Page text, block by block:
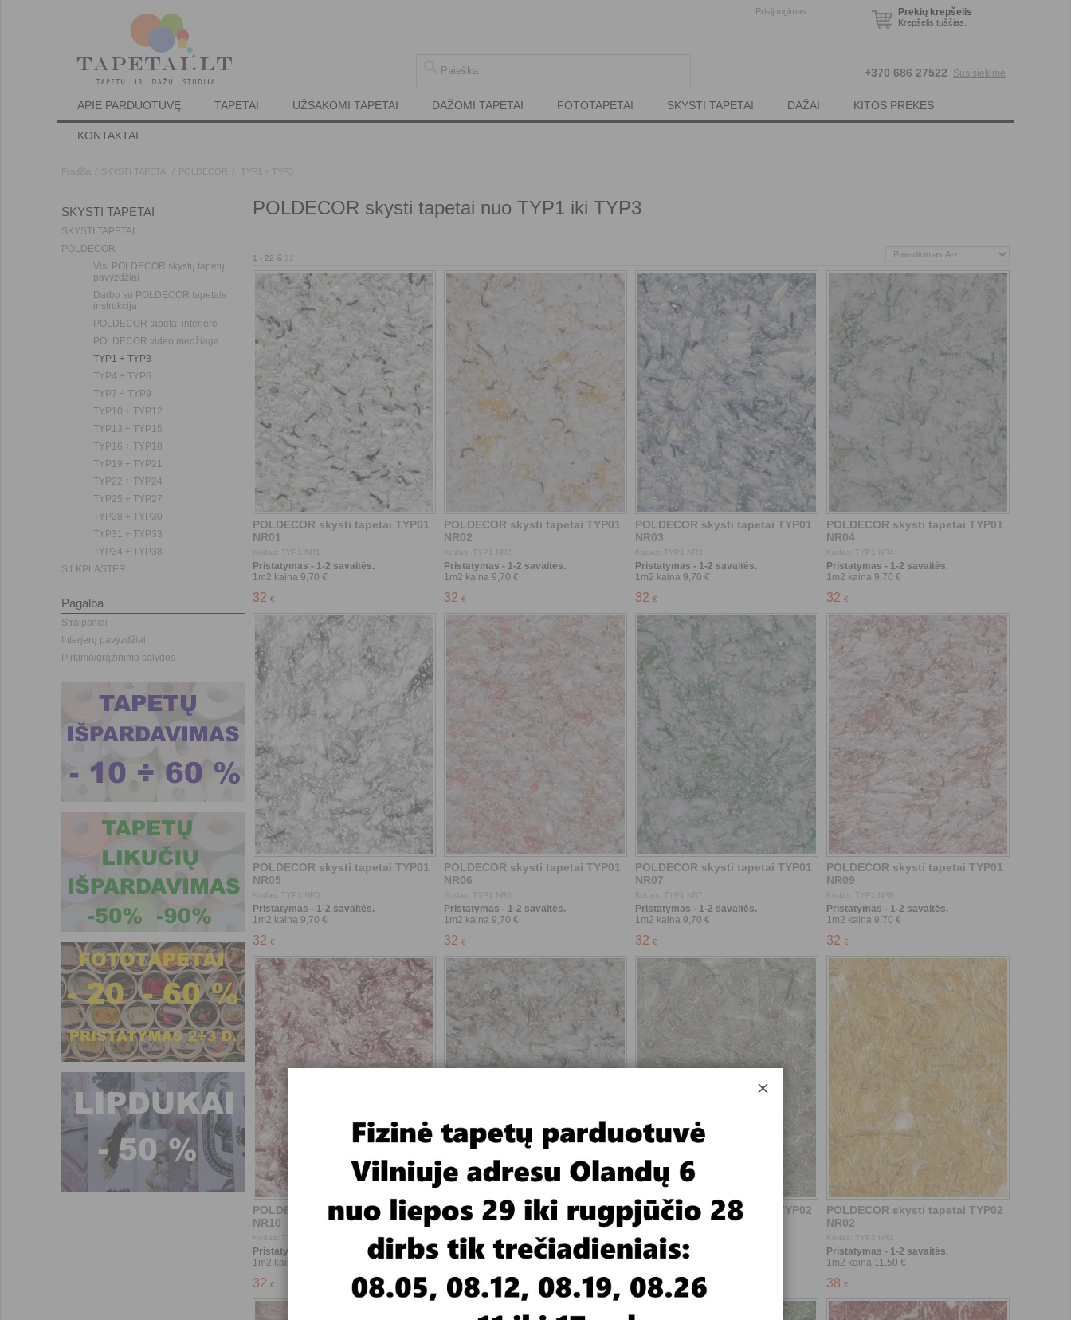
Prisijungimas Prekių krepšelis
Krepšelis tuščias.
+370 686 27522 Susisiekime
APIE PARDUOTUVĘ TAPETAI UŽSAKOMI TAPETAI DAŽOMI TAPETAI FOTOTAPETAI SKYSTI TAPETAI DAŽAI KITOS PREKĖS
KONTAKTAI
Pradžia SKYSTI TAPETAI POLDECOR TYP1 ÷ TYP3
SKYSTI TAPETAI
SKYSTI TAPETAI
POLDECOR
Visi POLDECOR skystų tapetų
pavyzdžiai
Darbo su POLDECOR tapetais
instrukcija
POLDECOR tapetai interjere
POLDECOR video medžiaga
TYP1 ÷ TYP3
TYP4 ÷ TYP6
TYP7 ÷ TYP9
TYP10 ÷ TYP12
TYP13 ÷ TYP15
TYP16 ÷ TYP18
TYP19 ÷ TYP21
TYP22 ÷ TYP24
TYP25 ÷ TYP27
TYP28 ÷ TYP30
TYP31 ÷ TYP33
TYP34 ÷ TYP38
SILKPLASTER
Pagalba
Straipsniai
Interjerų pavyzdžiai
Pirkimo/grąžinimo sąlygos
POLDECOR skysti tapetai nuo TYP1 iki TYP3
1 - 22 iš
Pristatymas - 1-2 savaitės. Pristatymas - 1-2 savaitės. Pristatymas - 1-2 savaitės. Pristatymas - 1-2 savaitės.
Pristatymas - 1-2 savaitės. Pristatymas - 1-2 savaitės. Pristatymas - 1-2 savaitės. Pristatymas - 1-2 savaitės.
Pristatymas - 1-2 savaitės. Pristatymas - 1-2 savaitės. Pristatymas - 1-2 savaitės.